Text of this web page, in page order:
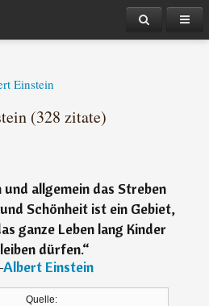
Einstein
(328 zitate)
allgemein das Streben
Schönheit ist ein Gebiet,
ganze Leben lang Kinder
dürfen.“
Albert Einstein
Quelle: